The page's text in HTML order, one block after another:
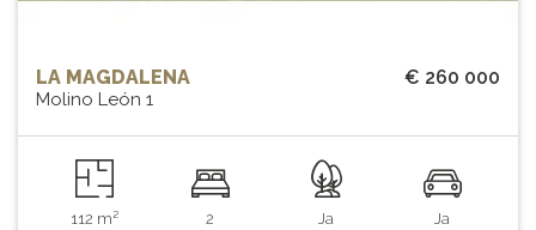
€ 260 000
LA MAGDALENA
Molino León 1
112 m² 2 Ja Ja